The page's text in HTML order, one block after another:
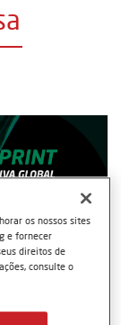
os nossos sites
e fornecer
direitos de
consulte o